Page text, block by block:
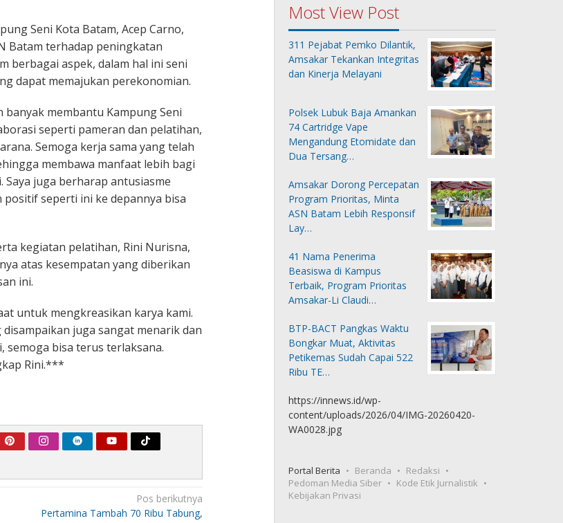
Seni Kota Batam, Acep Carno,
Batam terhadap peningkatan
berbagai aspek, dalam hal ini seni
dapat memajukan perekonomian.
banyak membantu Kampung Seni
seperti pameran dan pelatihan,
Semoga kerja sama yang telah
membawa manfaat lebih bagi
Saya juga berharap antusiasme
seperti ini ke depannya bisa
kegiatan pelatihan, Rini Nurisna,
atas kesempatan yang diberikan
ini.
untuk mengkreasikan karya kami.
juga sangat menarik dan
semoga bisa terus terlaksana.
Rini.***
Pos berikutnya
Pertamina Tambah 70 Ribu Tabung,
Most View Post
311 Pejabat Pemko Dilantik,
Amsakar Tekankan Integritas
dan Kinerja Melayani
Polsek Lubuk Baja Amankan
74 Cartridge Vape
Mengandung Etomidate dan
Dua Tersang…
Amsakar Dorong Percepatan
Program Prioritas, Minta
ASN Batam Lebih Responsif
Lay…
41 Nama Penerima
Beasiswa di Kampus
Terbaik, Program Prioritas
Amsakar-Li Claudi…
BTP-BACT Pangkas Waktu
Bongkar Muat, Aktivitas
Petikemas Sudah Capai 522
Ribu TE…
https://innews.id/wp-
content/uploads/2026/04/IMG-20260420-
WA0028.jpg
Portal Berita Beranda
Redaksi
Pedoman Media Siber
Kode Etik Jurnalistik
Kebijakan Privasi